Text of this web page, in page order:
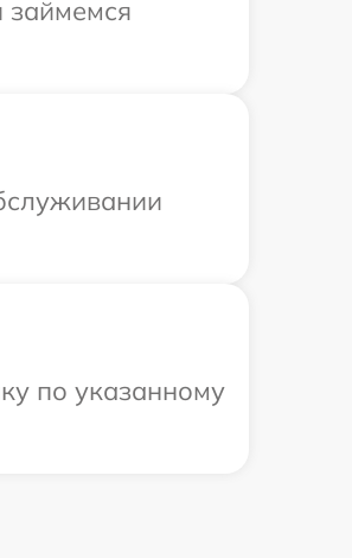
займемся
по указанному